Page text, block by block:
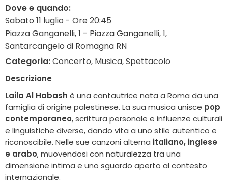
Dove e quando:
Sabato 11 luglio - Ore 20:45
Piazza Ganganelli, 1 - Piazza Ganganelli, 1,
Santarcangelo di Romagna RN
Categoria:Concerto, Musica, Spettacolo
Descrizione
Laila Al Habash è una cantautrice nata a Roma da una
famiglia di origine palestinese. La sua musica unisce pop
contemporaneo, scrittura personale e influenze culturali
e linguistiche diverse, dando vita a uno stile autentico e
riconoscibile. Nelle sue canzoni alterna italiano, inglese
e arabo, muovendosi con naturalezza tra una
dimensione intima e uno sguardo aperto al contesto
internazionale.